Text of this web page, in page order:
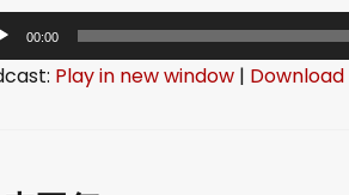
00:00
Play in new window | Download